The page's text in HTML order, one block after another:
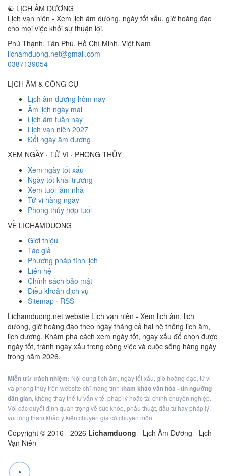
☯ LỊCH ÂM DƯƠNG
Lịch vạn niên - Xem lịch âm dương, ngày tốt xấu, giờ hoàng đạo
cho mọi việc khởi sự thuận lợi.
Phú Thạnh, Tân Phú, Hồ Chí Minh, Việt Nam
lichamduong.net@gmail.com
0387139054
LỊCH ÂM & CÔNG CỤ
Lịch âm dương hôm nay
Âm lịch ngày mai
Lịch âm tuần này
Lịch vạn niên 2027
Đổi ngày âm dương
XEM NGÀY · TỬ VI · PHONG THỦY
Xem ngày tốt xấu
Ngày tốt khai trương
Xem tuổi làm nhà
Tử vi hàng ngày
Phong thủy hợp tuổi
VỀ LICHAMDUONG
Giới thiệu
Tác giả
Phương pháp tính lịch
Liên hệ
Chính sách bảo mật
Điều khoản dịch vụ
Sitemap · RSS
Lichamduong.net website Lịch vạn niên - Xem lịch âm, lịch
dương, giờ hoàng đạo theo ngày tháng cả hai hệ thống lịch âm,
lịch dương. Khám phá cách xem ngày tốt, ngày xấu để chọn được
ngày tốt, tránh ngày xấu trong công việc và cuộc sống hàng ngày
trong năm 2026.
Miễn trừ trách nhiệm: Nội dung lịch âm, ngày tốt xấu, giờ hoàng đạo, tử vi
và phong thủy trên website chỉ mang tính tham khảo văn hóa - tín ngưỡng
dân gian, không thay thế tư vấn y tế, pháp lý hoặc tài chính chuyên nghiệp.
Với các quyết định quan trọng về sức khỏe, phẫu thuật, đầu tư hay pháp lý,
vui lòng tham khảo ý kiến chuyên gia có chuyên môn.
Copyright © 2016 - 2026 Lichamduong - Lịch Âm Dương - Lịch
Vạn Niên